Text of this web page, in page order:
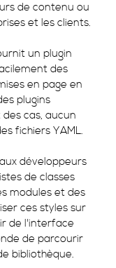
de contenu ou
et les clients.
un plugin
des
en page en
plugins
cas, aucun
fichiers YAML.
développeurs
de classes
modules et des
ces styles sur
de l'interface
de parcourir
bibliothèque.